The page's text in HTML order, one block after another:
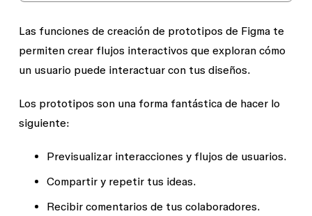
Las funciones de creación de prototipos de Figma te
permiten crear flujos interactivos que exploran cómo
un usuario puede interactuar con tus diseños.
Los prototipos son una forma fantástica de hacer lo
siguiente:
Previsualizar interacciones y flujos de usuarios.
Compartir y repetir tus ideas.
Recibir comentarios de tus colaboradores.